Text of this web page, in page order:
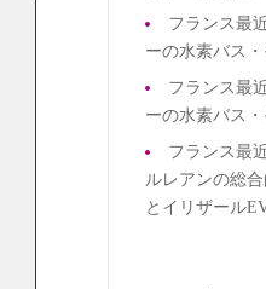
フランス最
ーの水素バス
フランス最
ーの水素バス・
フランス最
ルレアンの総
とイリザール